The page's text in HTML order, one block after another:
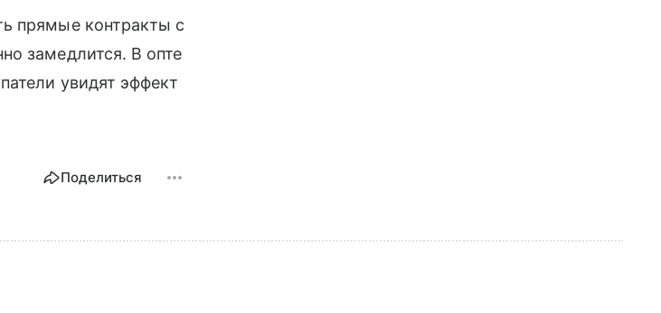
прямые контракты с
замедлится. В опте
увидят эффект
Поделиться